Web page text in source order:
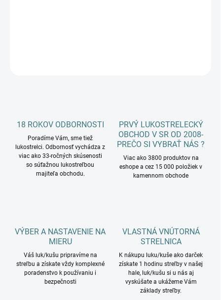
18 ROKOV ODBORNOSTI
Poradíme Vám, sme tiež
lukostrelci. Odbornosť vychádza z
viac ako 33-ročných skúsenosti
so súťažnou lukostreľbou
majiteľa obchodu.
PRVÝ LUKOSTRELECKÝ
OBCHOD V SR OD 2008-
PREČO SI VYBRAŤ NÁS ?
Viac ako 3800 produktov na
eshope a cez 15 000 položiek v
kamennom obchode
VÝBER A NASTAVENIE NA
MIERU
Váš luk/kušu pripravíme na
streľbu a získate vždy komplexné
poradenstvo k používaniu i
bezpečnosti
VLASTNÁ VNÚTORNÁ
STRELNICA
K nákupu luku/kuše ako darček
získate 1 hodinu streľby v našej
hale, luk/kušu si u nás aj
vyskúšate a ukážeme Vám
základy streľby.